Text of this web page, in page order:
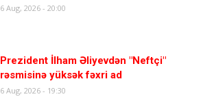
6 Aug, 2026 - 20:00
Prezident İlham Əliyevdən "Neftçi"
rəsmisinə yüksək fəxri ad
6 Aug, 2026 - 19:30